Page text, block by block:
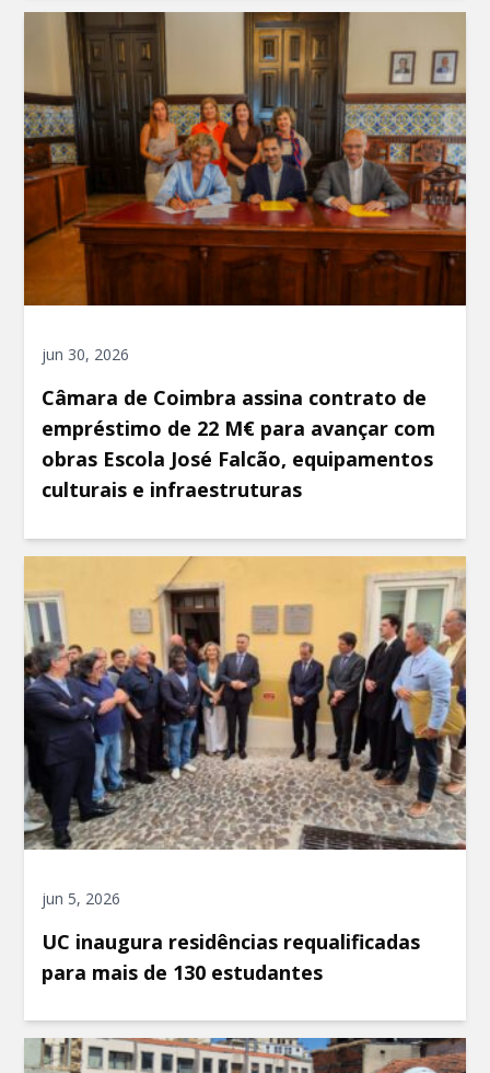
jun 30, 2026
Câmara de Coimbra assina contrato de
empréstimo de 22 M€ para avançar com
obras Escola José Falcão, equipamentos
culturais e infraestruturas
jun 5, 2026
UC inaugura residências requalificadas
para mais de 130 estudantes